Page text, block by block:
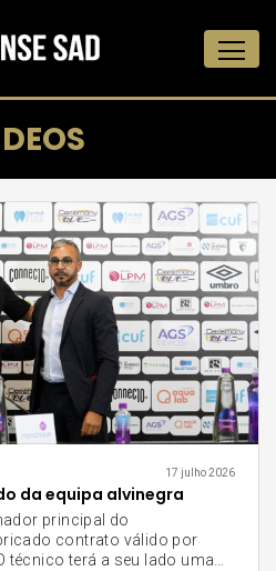
17 julho 2026
da equipa alvinegra
principal do
contrato válido por
técnico terá a seu lado uma